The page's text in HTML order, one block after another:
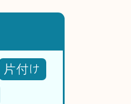
片付け